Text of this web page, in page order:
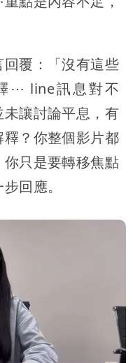
覆：「沒有這些
⋯ line訊息對不
讓討論平息，有
？你整個影片都
只是要轉移焦點
回應。